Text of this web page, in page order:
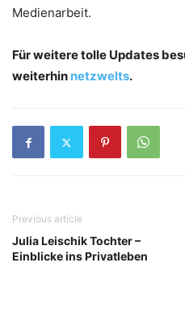
Medienarbeit.
Für weitere tolle Updates
weiterhin netzwelts.
Previous article
Julia Leischik Tochter –
Einblicke ins Privatleben